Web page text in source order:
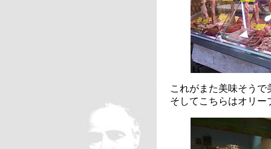
これがまた美味そう
そしてこちらはオリー